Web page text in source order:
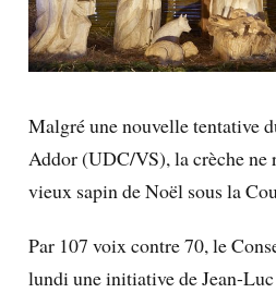
Malgré une nouvelle tentative
Addor (UDC/VS), la crèche ne
vieux sapin de Noël sous la
Par 107 voix contre 70, le
lundi une initiative de Jean-